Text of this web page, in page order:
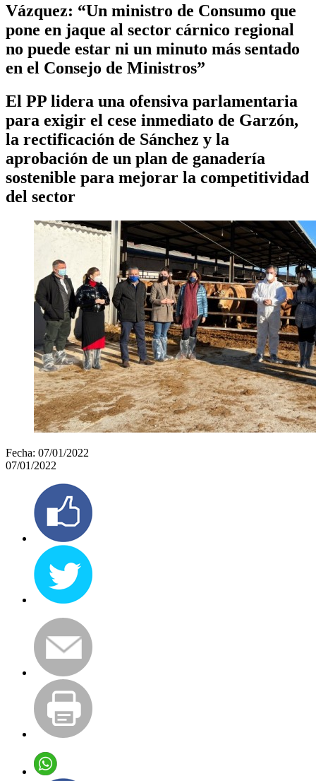
Vázquez: “Un ministro de Consumo que
pone en jaque al sector cárnico regional
no puede estar ni un minuto más sentado
en el Consejo de Ministros”
El PP lidera una ofensiva parlamentaria
para exigir el cese inmediato de Garzón,
la rectificación de Sánchez y la
aprobación de un plan de ganadería
sostenible para mejorar la competitividad
del sector
Fecha: 07/01/2022
07/01/2022